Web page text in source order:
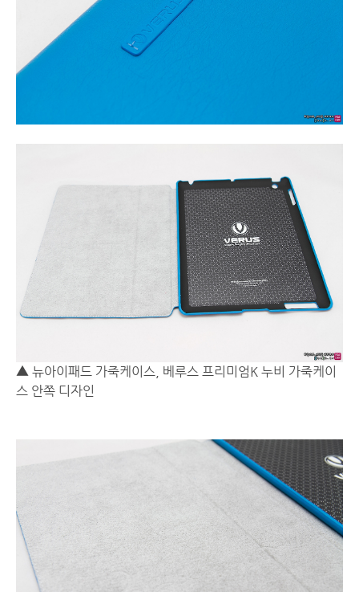
▲ 뉴아이패드 가죽케이스, 베루스 프리미엄K 누비 가죽케이
스 안쪽 디자인